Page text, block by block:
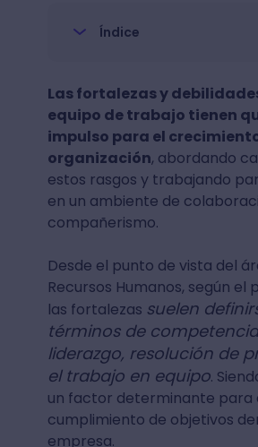
Índice
Las fortalezas y
equipo de trabajo tienen
impulso para el
organización, abordando
estos rasgos y trabajando
en un ambiente de
compañerismo.
Desde el punto de vista del
Recursos Humanos, según el
las fortalezas suelen
términos de
liderazgo, resolución de
el trabajo en equipo.
un factor determinante para
cumplimiento de objetivos
empresa.